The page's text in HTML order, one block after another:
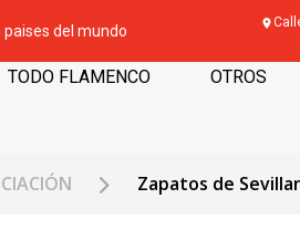
del mundo
TODO FLAMENCO OTROS
Zapatos de